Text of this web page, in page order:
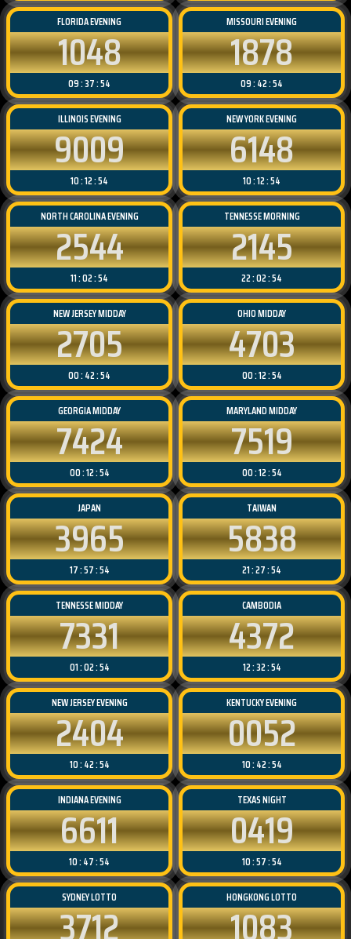
FLORIDA EVENING
1048
09 : 37 : 54
MISSOURI EVENING
1878
09 : 42 : 54
ILLINOIS EVENING
9009
10 : 12 : 54
NEW YORK EVENING
6148
10 : 12 : 54
NORTH CAROLINA EVENING
2544
11 : 02 : 54
TENNESSE MORNING
2145
22 : 02 : 54
NEW JERSEY MIDDAY
2705
00 : 42 : 54
OHIO MIDDAY
4703
00 : 12 : 54
GEORGIA MIDDAY
7424
00 : 12 : 54
MARYLAND MIDDAY
7519
00 : 12 : 54
JAPAN
3965
17 : 57 : 54
TAIWAN
5838
21 : 27 : 54
TENNESSE MIDDAY
7331
01 : 02 : 54
CAMBODIA
4372
12 : 32 : 54
NEW JERSEY EVENING
2404
10 : 42 : 54
KENTUCKY EVENING
0052
10 : 42 : 54
INDIANA EVENING
6611
10 : 47 : 54
TEXAS NIGHT
0419
10 : 57 : 54
SYDNEY LOTTO HONGKONG LOTTO